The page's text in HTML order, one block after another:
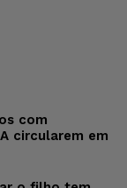
com
circularem em